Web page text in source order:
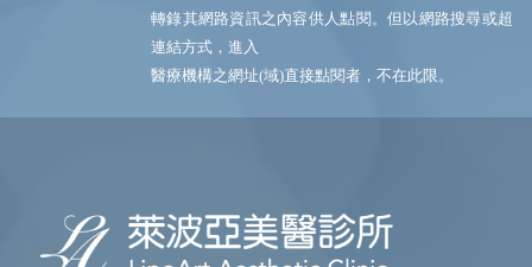
轉錄其網路資訊之內容供人點閱。但以網路搜尋或超
連結方式，進入
醫療機構之網址(域)直接點閱者，不在此限。